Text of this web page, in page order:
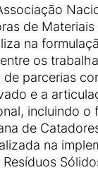
de Materiais
na
os
parcerias
e a
incluindo o
de
na